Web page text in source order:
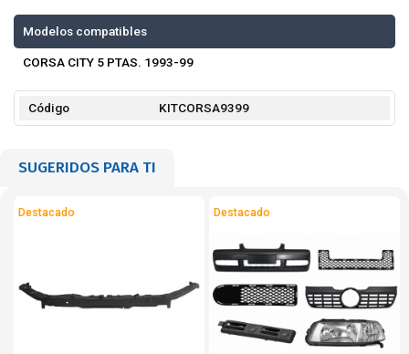
Modelos compatibles
CORSA CITY 5 PTAS. 1993-99
Código KITCORSA9399
SUGERIDOS PARA TI
Destacado Destacado